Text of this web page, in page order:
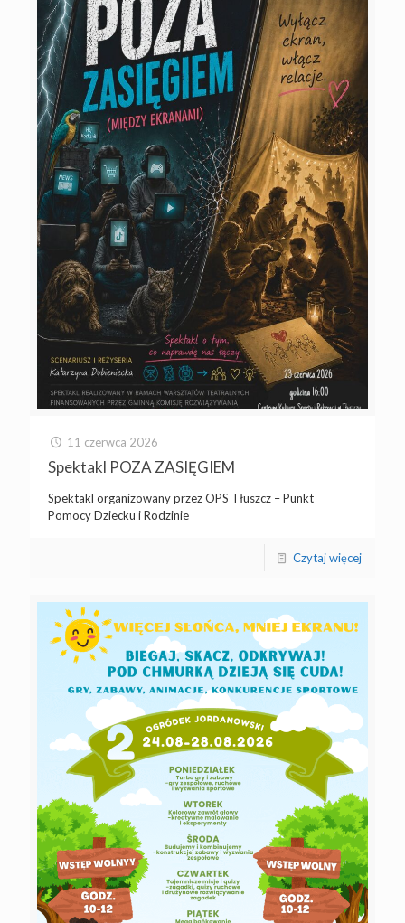
11 czerwca 2026
Spektakl POZA ZASIĘGIEM
Spektakl organizowany przez OPS Tłuszcz – Punkt
Pomocy Dziecku i Rodzinie
Czytaj więcej